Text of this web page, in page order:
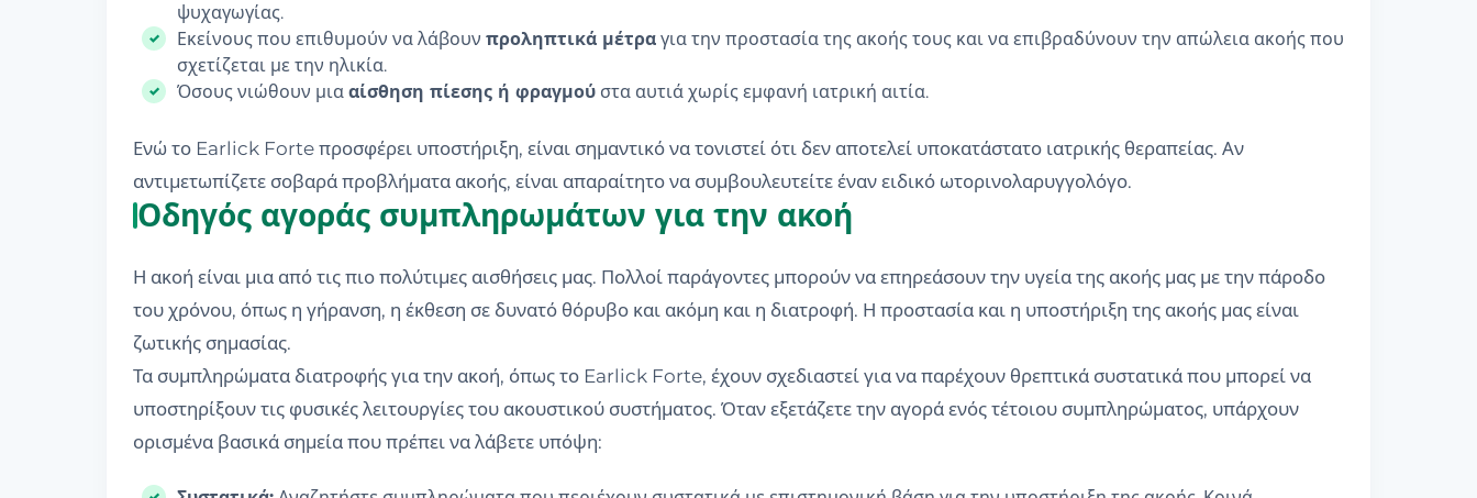
ψυχαγωγίας.
Εκείνους που επιθυμούν να λάβουν προληπτικά μέτρα για την προστασία της ακοής τους και να επιβραδύνουν την απώλεια ακοής που
σχετίζεται με την ηλικία.
Όσους νιώθουν μια αίσθηση πίεσης ή φραγμού στα αυτιά χωρίς εμφανή ιατρική αιτία.
Ενώ το Earlick Forte προσφέρει υποστήριξη, είναι σημαντικό να τονιστεί ότι δεν αποτελεί υποκατάστατο ιατρικής θεραπείας. Αν
αντιμετωπίζετε σοβαρά προβλήματα ακοής, είναι απαραίτητο να συμβουλευτείτε έναν ειδικό ωτορινολαρυγγολόγο.
Οδηγός αγοράς συμπληρωμάτων για την ακοή
Η ακοή είναι μια από τις πιο πολύτιμες αισθήσεις μας. Πολλοί παράγοντες μπορούν να επηρεάσουν την υγεία της ακοής μας με την πάροδο
του χρόνου, όπως η γήρανση, η έκθεση σε δυνατό θόρυβο και ακόμη και η διατροφή. Η προστασία και η υποστήριξη της ακοής μας είναι
ζωτικής σημασίας.
Τα συμπληρώματα διατροφής για την ακοή, όπως το Earlick Forte, έχουν σχεδιαστεί για να παρέχουν θρεπτικά συστατικά που μπορεί να
υποστηρίξουν τις φυσικές λειτουργίες του ακουστικού συστήματος. Όταν εξετάζετε την αγορά ενός τέτοιου συμπληρώματος, υπάρχουν
ορισμένα βασικά σημεία που πρέπει να λάβετε υπόψη: